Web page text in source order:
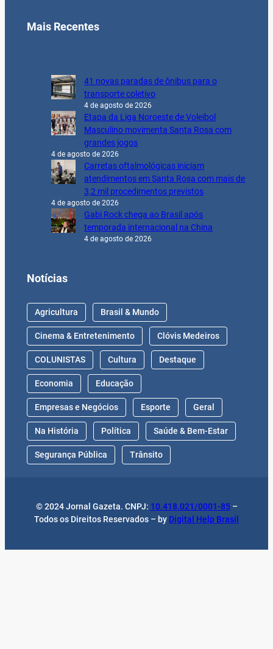
Mais Recentes
41 novas paradas de ônibus para o
transporte coletivo
4 de agosto de 2026
Etapa da Liga Noroeste de Voleibol
Masculino movimenta Santa Rosa com
grandes jogos
4 de agosto de 2026
Carretas oftalmológicas iniciam
atendimentos em Santa Rosa com mais de
3,2 mil procedimentos previstos
4 de agosto de 2026
Gabi Rock chega ao Brasil após
temporada internacional na China
4 de agosto de 2026
Notícias
Agricultura Brasil & Mundo
Cinema & Entretenimento Clóvis Medeiros
COLUNISTAS Cultura Destaque
Economia Educação
Empresas e Negócios Esporte Geral
Na História Política Saúde & Bem-Estar
Segurança Pública Trânsito
© 2024 Jornal Gazeta. CNPJ: 10.418.021/0001-85–
Todos os Direitos Reservados – by Digital Help Brasil